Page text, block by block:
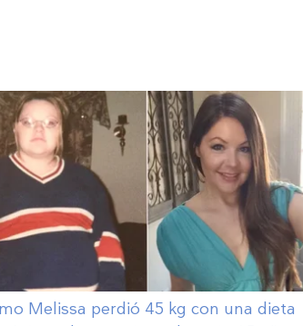
Melissa perdió 45 kg con una dieta